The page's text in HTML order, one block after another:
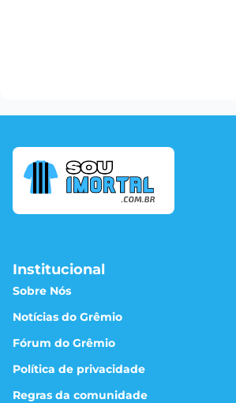
Institucional
Sobre Nós
Notícias do Grêmio
Fórum do Grêmio
Política de privacidade
Regras da comunidade